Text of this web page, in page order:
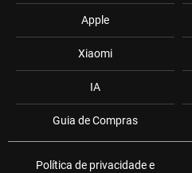
Apple
Xiaomi
IA
Guia de Compras
Política de privacidade e